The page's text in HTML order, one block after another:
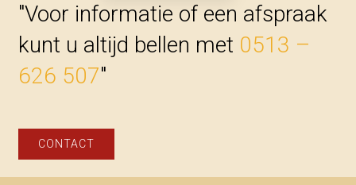
"Voor informatie of een afspraak
kunt u altijd bellen met 0513 –
626 507"
CONTACT